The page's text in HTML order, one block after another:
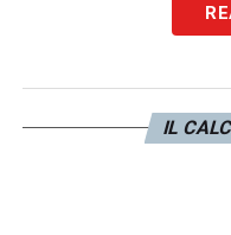
IL